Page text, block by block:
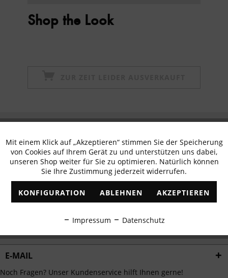
Shop the Look
erhalten
✓ Exklusive Angebote ✓ Die aktuellsten Trends
E-MAIL
Noch Fragen? Unser Kundenservice hilft Ihnen gerne!
Funktionale Aktiv
Marketing Inaktiv
Tracking Inaktiv
Personalisierung Inaktiv
Service
Mit einem Klick auf „Akzeptieren“ stimmen Sie der Speicherung
von Cookies auf Ihrem Gerät zu und unterstützen uns dabei,
unseren Shop weiter für Sie zu optimieren. Natürlich können
Sie Ihre Zustimmung jederzeit widerrufen.
KONFIGURATION ABLEHNEN AKZEPTIEREN
Impressum Datenschutz